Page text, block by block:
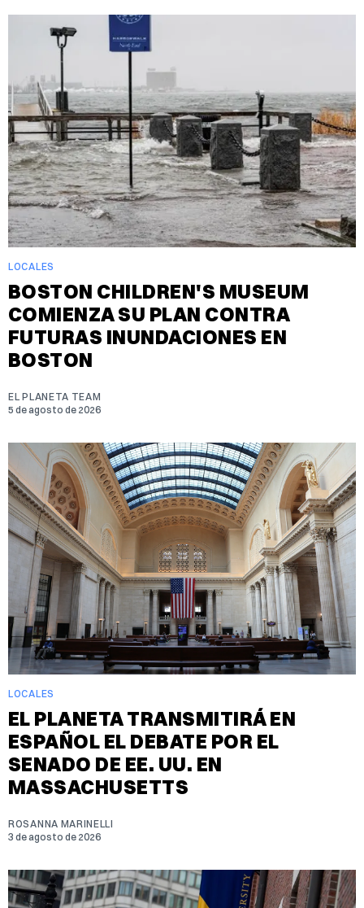
LOCALES
BOSTON CHILDREN'S MUSEUM
COMIENZA SU PLAN CONTRA
FUTURAS INUNDACIONES EN
BOSTON
EL PLANETA TEAM
5 de agosto de 2026
LOCALES
EL PLANETA TRANSMITIRÁ EN
ESPAÑOL EL DEBATE POR EL
SENADO DE EE. UU. EN
MASSACHUSETTS
ROSANNA MARINELLI
3 de agosto de 2026